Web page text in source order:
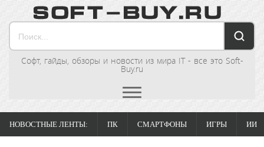
Софт, гайды, обзоры и новости из мира IT - все это Soft-
Buy.ru
НОВОСТНЫЕ ЛЕНТЫ: ПК СМАРТФОНЫ ИГРЫ ИИ